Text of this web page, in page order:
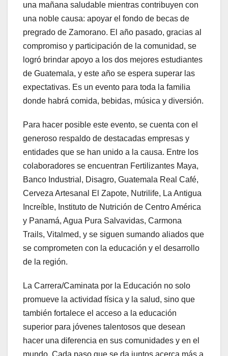
una mañana saludable mientras contribuyen con
una noble causa: apoyar el fondo de becas de
pregrado de Zamorano. El año pasado, gracias al
compromiso y participación de la comunidad, se
logró brindar apoyo a los dos mejores estudiantes
de Guatemala, y este año se espera superar las
expectativas. Es un evento para toda la familia
donde habrá comida, bebidas, música y diversión.
Para hacer posible este evento, se cuenta con el
generoso respaldo de destacadas empresas y
entidades que se han unido a la causa. Entre los
colaboradores se encuentran Fertilizantes Maya,
Banco Industrial, Disagro, Guatemala Real Café,
Cerveza Artesanal El Zapote, Nutrilife, La Antigua
Increíble, Instituto de Nutrición de Centro América
y Panamá, Agua Pura Salvavidas, Carmona
Trails, Vitalmed, y se siguen sumando aliados que
se comprometen con la educación y el desarrollo
de la región.
La Carrera/Caminata por la Educación no solo
promueve la actividad física y la salud, sino que
también fortalece el acceso a la educación
superior para jóvenes talentosos que desean
hacer una diferencia en sus comunidades y en el